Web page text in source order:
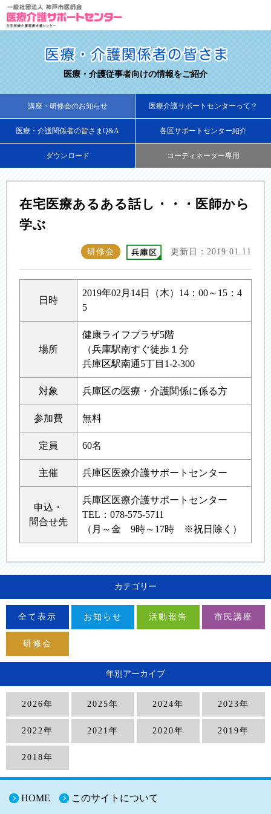
医療・介護従事者向けの情報をご紹介
講座・研修会のお知らせ 医療介護サポートセンターって？
医療・介護関係者の皆さまQ&A 各区サポートセンター紹介
ダウンロード コーディネーター専用
在宅医療あるある話し・・・医師から
学ぶ
研修会 更新日：2019.01.11
日時
2019年02月14日（木）14：00～15：4
5
場所
健康ライフプラザ5階
（兵庫駅南すぐ徒歩１分
兵庫区駅南通5丁目1-2-300
対象 兵庫区の医療・介護関係に係る方
参加費 無料
定員 60名
主催 兵庫区医療介護サポートセンター
申込・
問合せ先
兵庫区医療介護サポートセンター
TEL：078-575-5711
（月～金 9時～17時 ※祝日除く）
カテゴリー
全て表示 お知らせ 活動報告 市民講座
研修会
年別アーカイブ
2026年 2025年 2024年 2023年
2022年 2021年 2020年 2019年
2018年
HOME このサイトについて